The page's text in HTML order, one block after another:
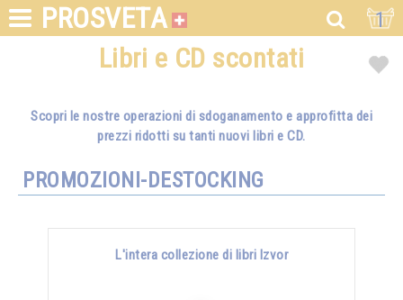
PROSVETA 1
Libri e CD scontati
Scopri le nostre operazioni di sdoganamento e approfitta dei
prezzi ridotti su tanti nuovi libri e CD.
PROMOZIONI-DESTOCKING
L'intera collezione di libri Izvor